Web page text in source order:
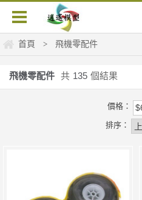
首頁 > 飛機零配件
飛機零配件 共 135 個結果
價格：
排序：